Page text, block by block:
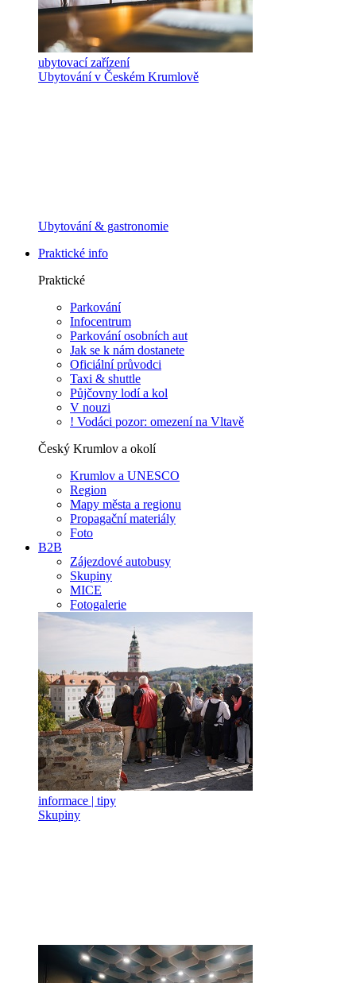
ubytovací zařízení
Ubytování v Českém Krumlově
Ubytování & gastronomie
Praktické info
Praktické
Parkování
Infocentrum
Parkování osobních aut
Jak se k nám dostanete
Oficiální průvodci
Taxi & shuttle
Půjčovny lodí a kol
V nouzi
! Vodáci pozor: omezení na Vltavě
Český Krumlov a okolí
Krumlov a UNESCO
Region
Mapy města a regionu
Propagační materiály
Foto
B2B
Zájezdové autobusy
Skupiny
MICE
Fotogalerie
informace | tipy
Skupiny